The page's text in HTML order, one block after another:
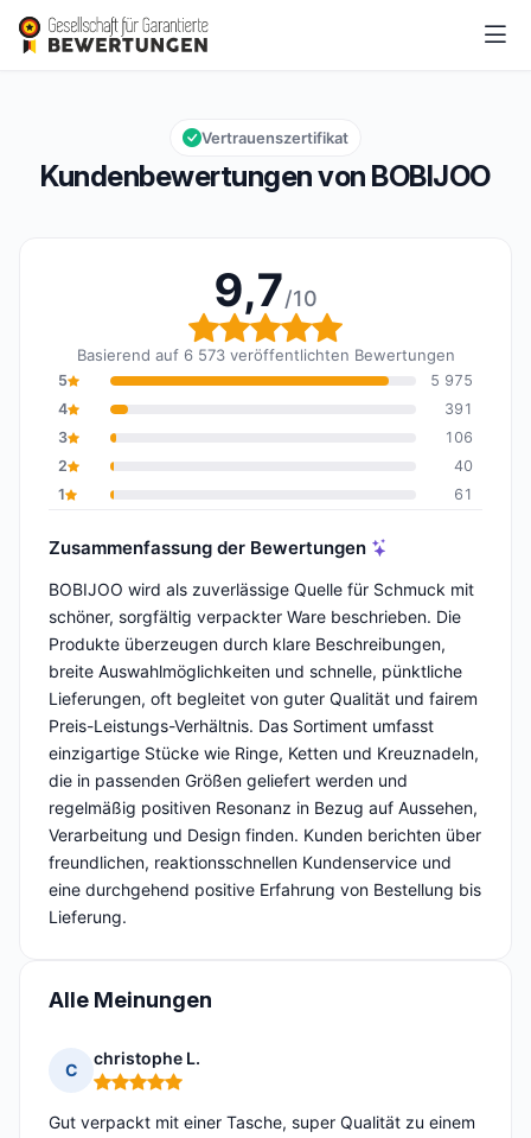
BOBIJOO
Gesamtbewertung: 9,7 von 10
9,7/10
Kundenbewertungen von BOBIJOO
Vertrauenszertifikat
9,7/10
Gesamtbewertung: 9,7
Basierend auf 6 573 veröffentlichten Bewertungen
5
5 975
4
391
3
106
2
40
1
61
Zusammenfassung der Bewertungen
BOBIJOO wird als zuverlässige Quelle für Schmuck mit
schöner, sorgfältig verpackter Ware beschrieben. Die
Produkte überzeugen durch klare Beschreibungen,
breite Auswahlmöglichkeiten und schnelle, pünktliche
Lieferungen, oft begleitet von guter Qualität und fairem
Preis-Leistungs-Verhältnis. Das Sortiment umfasst
einzigartige Stücke wie Ringe, Ketten und Kreuznadeln,
die in passenden Größen geliefert werden und
regelmäßig positiven Resonanz in Bezug auf Aussehen,
Verarbeitung und Design finden. Kunden berichten über
freundlichen, reaktionsschnellen Kundenservice und
eine durchgehend positive Erfahrung von Bestellung bis
Lieferung.
Alle Meinungen
C
christophe L.
Hinweis: 5 von 5
Gut verpackt mit einer Tasche, super Qualität zu einem